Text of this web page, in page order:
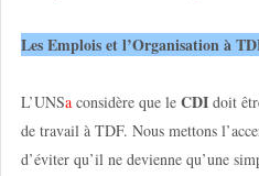
Les Emplois et l’Organisation à
L’UNSaconsidère que le CDIdoit
de travail à TDF. Nous mettons
d’éviter qu’il ne devienne qu’une